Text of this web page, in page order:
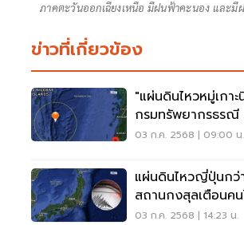
ภาคตะวันออกเฉียงเหนือ มีฝนฟ้าคะนอง และมี
ข่าวที่เกี่ยวข้อง
"แผ่นดินไหวหมู่เกา
กรมทรัพยากรธรณี
ในไทย
03 ก.ค. 2568 | 09:00 น.
แผ่นดินไหวญี่ปุ่นกว่
สถานกงสุลเตือนค
ข่าวใกล้ชิด
03 ก.ค. 2568 | 14:23 น.